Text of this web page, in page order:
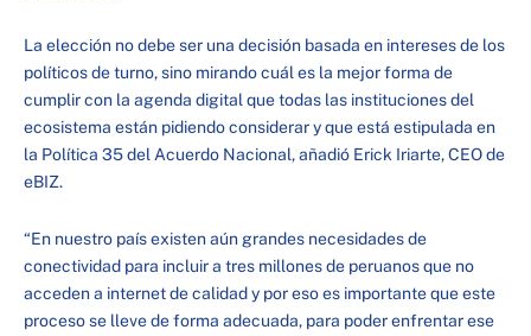
La elección no debe ser una decisión basada en intereses de los
políticos de turno, sino mirando cuál es la mejor forma de
cumplir con la agenda digital que todas las instituciones del
ecosistema están pidiendo considerar y que está estipulada en
la Política 35 del Acuerdo Nacional, añadió Erick Iriarte, CEO de
eBIZ.
“En nuestro país existen aún grandes necesidades de
conectividad para incluir a tres millones de peruanos que no
acceden a internet de calidad y por eso es importante que este
proceso se lleve de forma adecuada, para poder enfrentar ese